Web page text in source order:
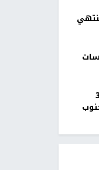
310
دونم جنوب